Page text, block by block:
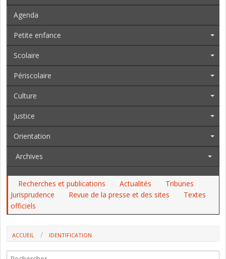
Agenda
Petite enfance
Scolaire
Périscolaire
Culture
Justice
Orientation
Archives
Recherches et publications Actualités
Tribunes
Jurisprudence
Revue de la presse et des sites
Textes
officiels
ACCUEIL IDENTIFICATION